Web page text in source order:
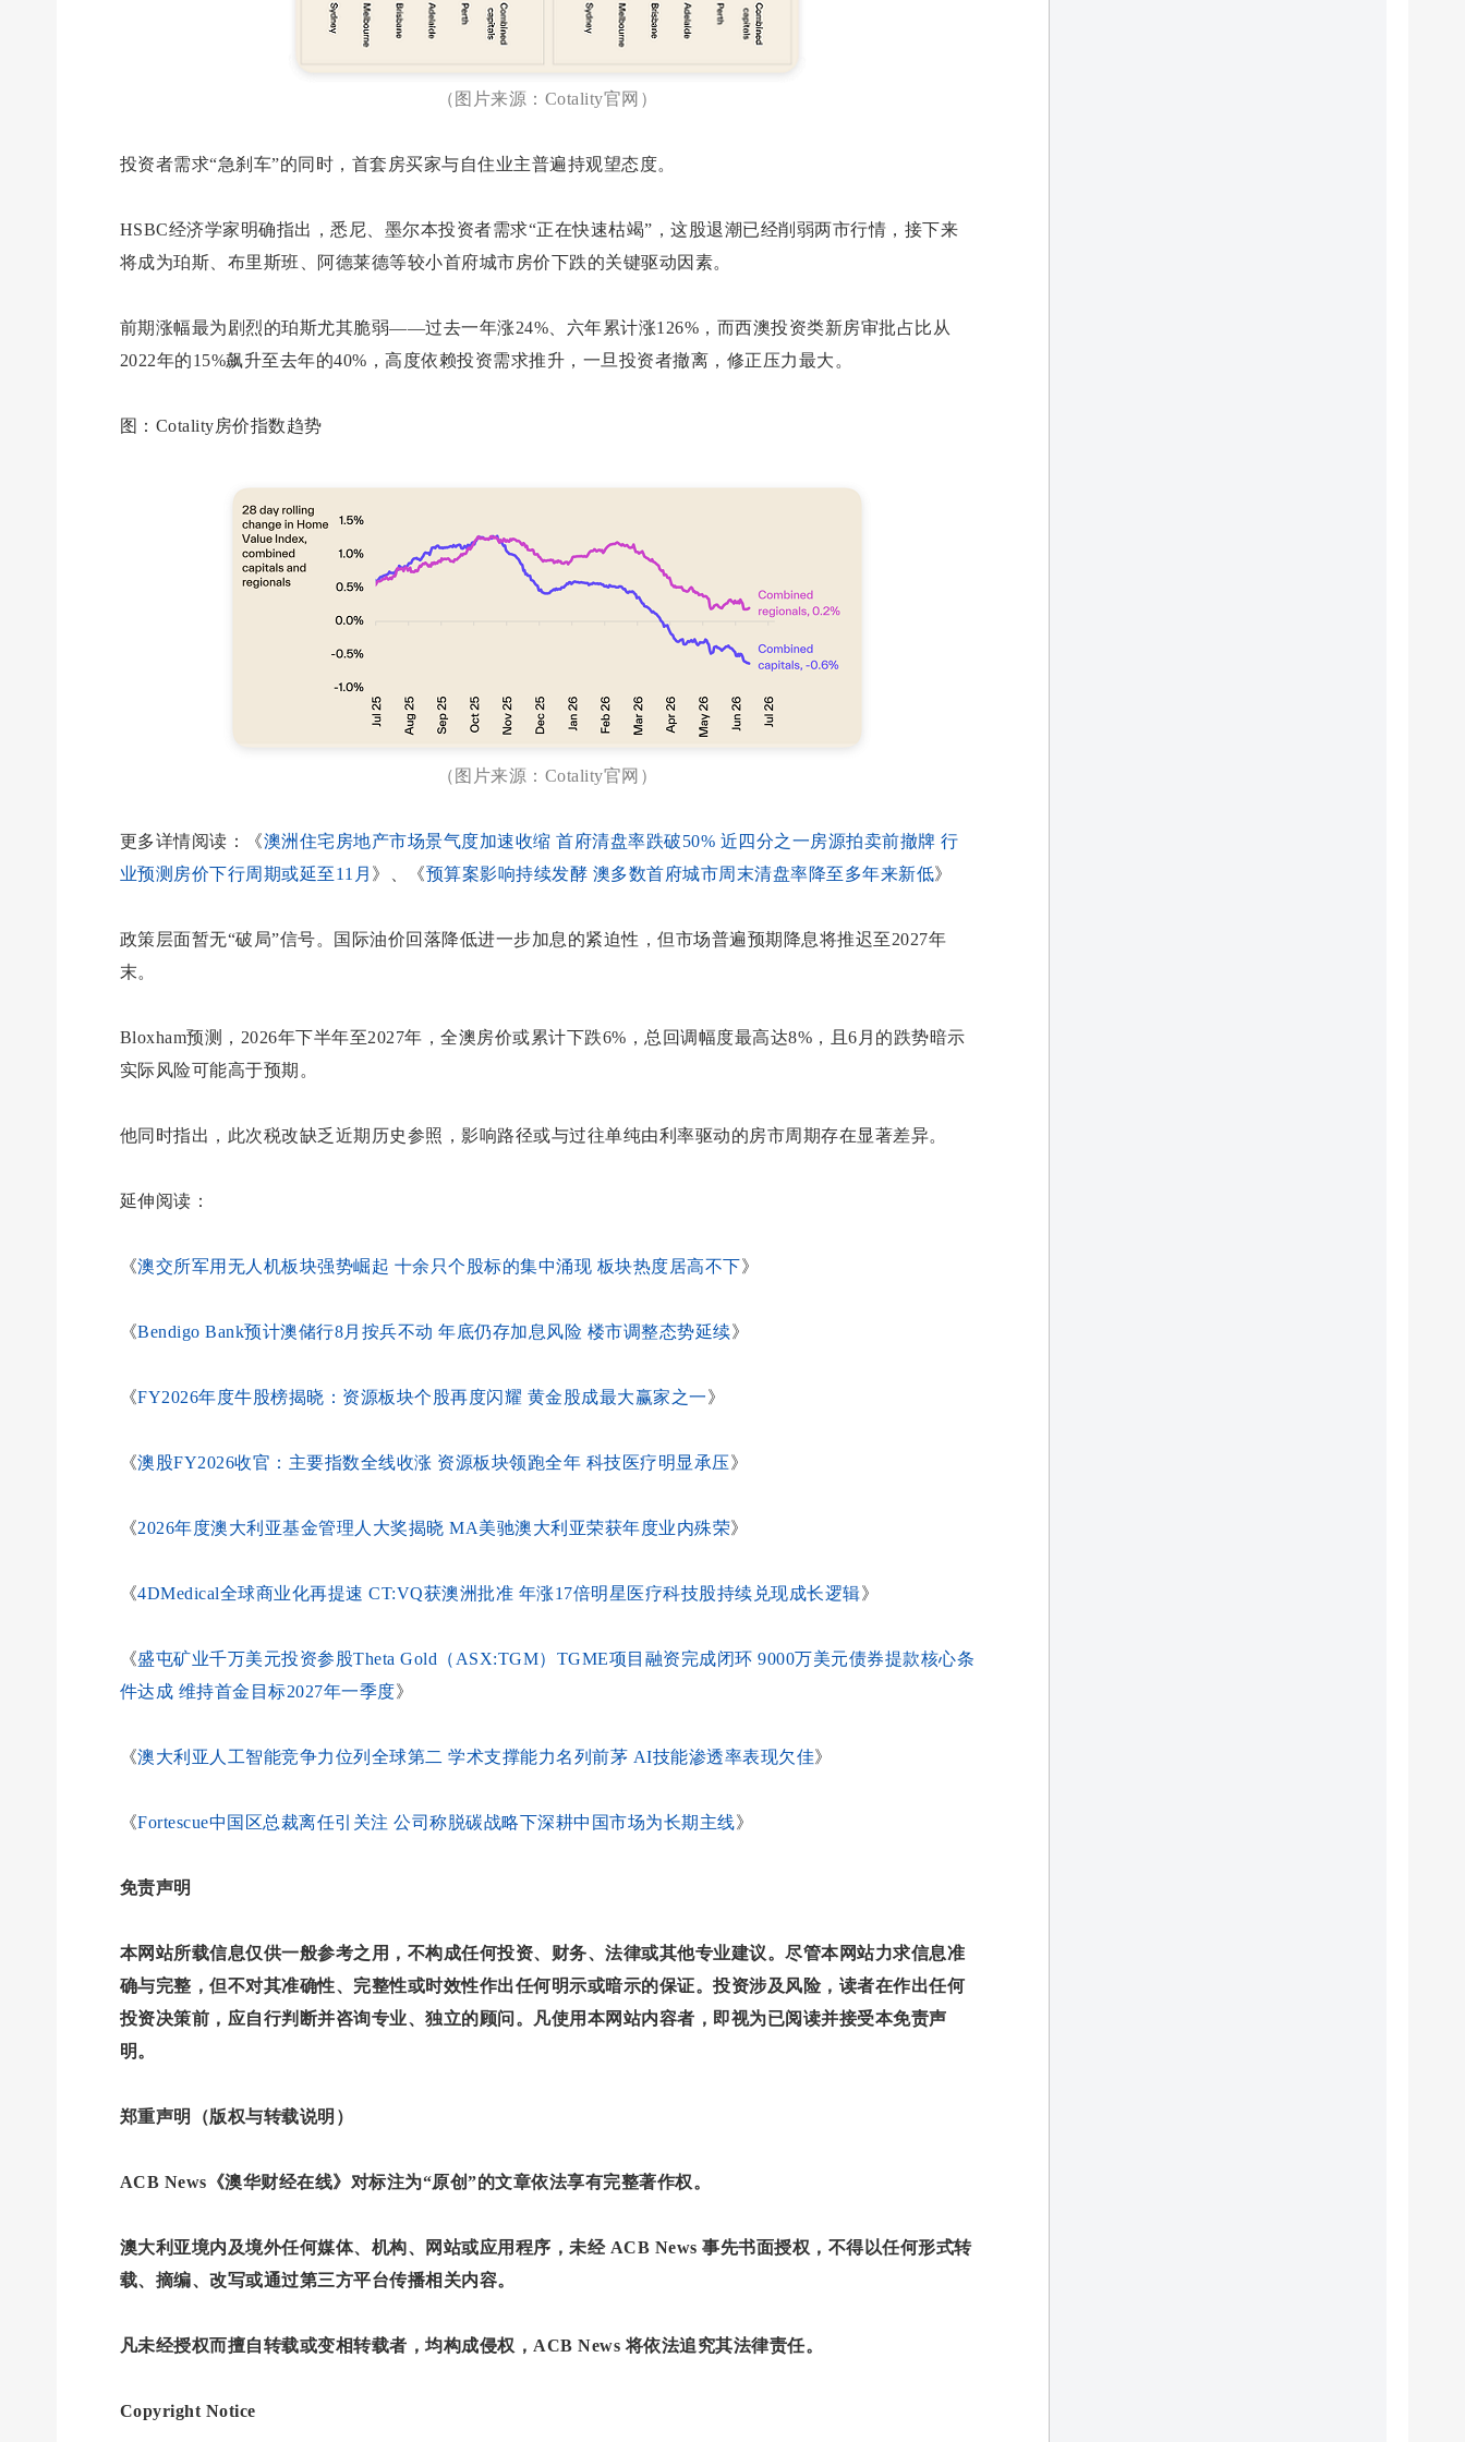
（图片来源：Cotality官网）
投资者需求“急刹车”的同时，首套房买家与自住业主普遍持观望态度。
HSBC经济学家明确指出，悉尼、墨尔本投资者需求“正在快速枯竭”，这股退潮已经削弱两市行情，接下来
将成为珀斯、布里斯班、阿德莱德等较小首府城市房价下跌的关键驱动因素。
前期涨幅最为剧烈的珀斯尤其脆弱——过去一年涨24%、六年累计涨126%，而西澳投资类新房审批占比从
2022年的15%飙升至去年的40%，高度依赖投资需求推升，一旦投资者撤离，修正压力最大。
图：Cotality房价指数趋势
（图片来源：Cotality官网）
更多详情阅读：《澳洲住宅房地产市场景气度加速收缩 首府清盘率跌破50% 近四分之一房源拍卖前撤牌 行
业预测房价下行周期或延至11月 》、《预算案影响持续发酵 澳多数首府城市周末清盘率降至多年来新低》
政策层面暂无“破局”信号。国际油价回落降低进一步加息的紧迫性，但市场普遍预期降息将推迟至2027年
末。
Bloxham预测，2026年下半年至2027年，全澳房价或累计下跌6%，总回调幅度最高达8%，且6月的跌势暗示
实际风险可能高于预期。
他同时指出，此次税改缺乏近期历史参照，影响路径或与过往单纯由利率驱动的房市周期存在显著差异。
延伸阅读：
《澳交所军用无人机板块强势崛起 十余只个股标的集中涌现 板块热度居高不下》
《Bendigo Bank预计澳储行8月按兵不动 年底仍存加息风险 楼市调整态势延续》
《FY2026年度牛股榜揭晓：资源板块个股再度闪耀 黄金股成最大赢家之一》
《澳股FY2026收官：主要指数全线收涨 资源板块领跑全年 科技医疗明显承压》
《2026年度澳大利亚基金管理人大奖揭晓 MA美驰澳大利亚荣获年度业内殊荣》
《4DMedical全球商业化再提速 CT:VQ获澳洲批准 年涨17倍明星医疗科技股持续兑现成长逻辑》
《盛屯矿业千万美元投资参股Theta Gold（ASX:TGM）TGME项目融资完成闭环 9000万美元债券提款核心条
件达成 维持首金目标2027年一季度》
《澳大利亚人工智能竞争力位列全球第二 学术支撑能力名列前茅 AI技能渗透率表现欠佳》
《Fortescue中国区总裁离任引关注 公司称脱碳战略下深耕中国市场为长期主线》
免责声明
本网站所载信息仅供一般参考之用，不构成任何投资、财务、法律或其他专业建议。尽管本网站力求信息准
确与完整，但不对其准确性、完整性或时效性作出任何明示或暗示的保证。投资涉及风险，读者在作出任何
投资决策前，应自行判断并咨询专业、独立的顾问。凡使用本网站内容者，即视为已阅读并接受本免责声
明。
郑重声明（版权与转载说明）
ACB News《澳华财经在线》对标注为“原创”的文章依法享有完整著作权。
澳大利亚境内及境外任何媒体、机构、网站或应用程序，未经 ACB News 事先书面授权，不得以任何形式转
载、摘编、改写或通过第三方平台传播相关内容。
凡未经授权而擅自转载或变相转载者，均构成侵权，ACB News 将依法追究其法律责任。
Copyright Notice